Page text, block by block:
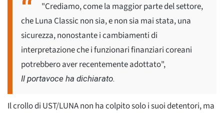
"Crediamo, come la maggior parte del settore,
che Luna Classic non sia, e non sia mai stata, una
sicurezza, nonostante i cambiamenti di
interpretazione che i funzionari finanziari coreani
potrebbero aver recentemente adottato",
Il portavoce ha dichiarato.
Il crollo di UST/LUNA non ha colpito solo i suoi detentori, ma